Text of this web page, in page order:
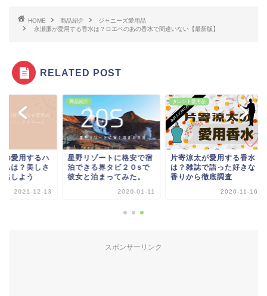
HOME 商品紹介
ジャニーズ愛用品
永瀬廉が愛用する香水は？ロエベのあの香水で間違いない【最新版】
RELATED POST
リゾートに格安で宿
きる界タビ２０sで
と泊まってみた。
2020-01-11
タレント愛用品
片寄涼太が愛用する香水
は？雑誌で語った好きな
香りから徹底調査
2020-11-16
タレント愛用品
田中みな実の愛用す
ンドクリームは？美
は手から演出しよう
2021-
スポンサーリンク